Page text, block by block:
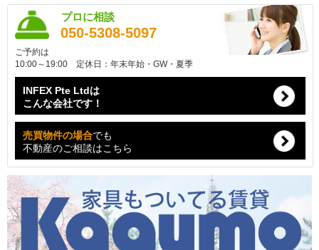
プロに相談
ご予約は
050-5308-5097
10:00～19:00 定休日：年末年始・GW・夏季
INFEX Pte Ltdは
こんな会社です！
売買物件の場合でも
不動産のご相談はこちら